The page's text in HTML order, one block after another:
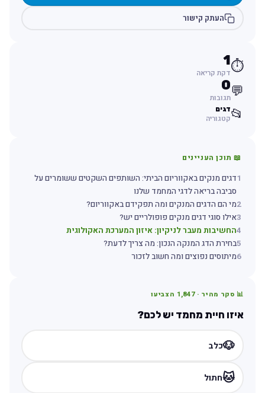
העתק קישור
⏱️
1
דקת קריאה
💬
0
תגובות
📂דגים
קטגוריה
📖 תוכן העניינים
דגים מנקים באקווריום הביתי: השותפים השקטים ששומרים על
סביבה בריאה לדגי המחמד שלנו
2מי הם הדגים המנקים ומה תפקידם באקווריום?
אילו סוגי דגים מנקים פופולריים יש?
החשיבות מעבר לניקיון: איזון המערכת האקולוגית
בחירת הדג המנקה הנכון: מה צריך לדעת?
6מיתוסים נפוצים ומה חשוב לזכור
📊 סקר מהיר · 1,847הצביעו
איזו חיית מחמד יש לכם?
🐶כלב
🐱חתול